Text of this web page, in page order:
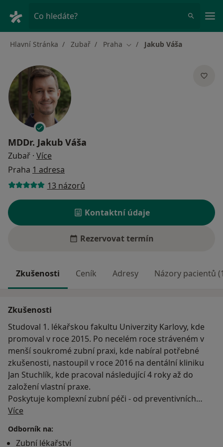
Co hledáte?
Hlavní Stránka Zubař Praha Změna města
Jakub Váša
MDDr. Jakub Váša
Zubař · Více
Praha 1 adresa
13 názorů
Kontaktní údaje
Rezervovat termín
Zkušenosti Ceník Adresy Názory pacientů
Zkušenosti
Studoval 1. lékařskou fakultu Univerzity Karlovy, kde
promoval v roce 2015. Po necelém roce stráveném v
menší soukromé zubní praxi, kde nabíral potřebné
zkušenosti, nastoupil v roce 2016 na dentální kliniku
Jan Stuchlík, kde pracoval následující 4 roky až do
založení vlastní praxe.
Poskytuje komplexní zubní péči - od preventivních
prohlídek, přes extrakce, fotokompozitní výplně,
ošetření kořenových kanálků až po implantologii a
protetiku.
Více
Odborník na:
Zubní lékařství